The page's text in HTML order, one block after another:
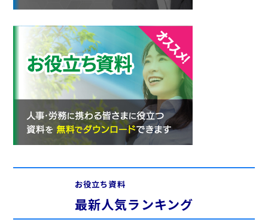
お役立ち資料
最新人気ランキング